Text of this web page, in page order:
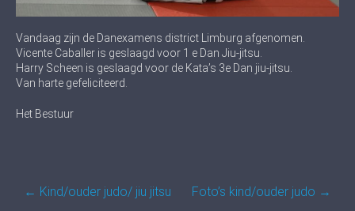
Vandaag zijn de Danexamens district Limburg afgenomen.
Vicente Caballer is geslaagd voor 1 e Dan Jiu-jitsu.
Harry Scheen is geslaagd voor de Kata’s 3e Dan jiu-jitsu.
Van harte gefeliciteerd.
Het Bestuur
Post
← Kind/ouder judo/ jiu jitsu Foto’s kind/ouder judo →